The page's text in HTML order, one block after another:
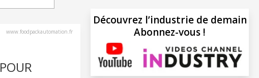
www.foodpackautomation.fr
Découvrez l’industrie de demain
Abonnez-vous !